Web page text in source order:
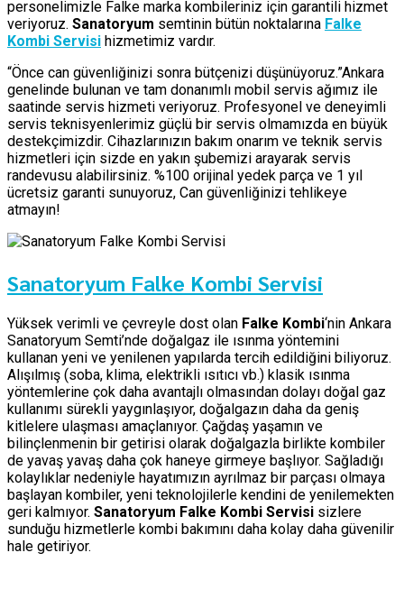
personelimizle Falke marka kombileriniz için garantili hizmet
veriyoruz. Sanatoryum semtinin bütün noktalarına Falke
Kombi Servisi hizmetimiz vardır.
“Önce can güvenliğinizi sonra bütçenizi düşünüyoruz.”Ankara
genelinde bulunan ve tam donanımlı mobil servis ağımız ile
saatinde servis hizmeti veriyoruz. Profesyonel ve deneyimli
servis teknisyenlerimiz güçlü bir servis olmamızda en büyük
destekçimizdir. Cihazlarınızın bakım onarım ve teknik servis
hizmetleri için sizde en yakın şubemizi arayarak servis
randevusu alabilirsiniz. %100 orijinal yedek parça ve 1 yıl
ücretsiz garanti sunuyoruz, Can güvenliğinizi tehlikeye
atmayın!
Sanatoryum Falke Kombi Servisi
Yüksek verimli ve çevreyle dost olan Falke Kombi‘nin Ankara
Sanatoryum Semti’nde doğalgaz ile ısınma yöntemini
kullanan yeni ve yenilenen yapılarda tercih edildiğini biliyoruz.
Alışılmış (soba, klima, elektrikli ısıtıcı vb.) klasik ısınma
yöntemlerine çok daha avantajlı olmasından dolayı doğal gaz
kullanımı sürekli yaygınlaşıyor, doğalgazın daha da geniş
kitlelere ulaşması amaçlanıyor. Çağdaş yaşamın ve
bilinçlenmenin bir getirisi olarak doğalgazla birlikte kombiler
de yavaş yavaş daha çok haneye girmeye başlıyor. Sağladığı
kolaylıklar nedeniyle hayatımızın ayrılmaz bir parçası olmaya
başlayan kombiler, yeni teknolojilerle kendini de yenilemekten
geri kalmıyor. Sanatoryum Falke Kombi Servisi sizlere
sunduğu hizmetlerle kombi bakımını daha kolay daha güvenilir
hale getiriyor.